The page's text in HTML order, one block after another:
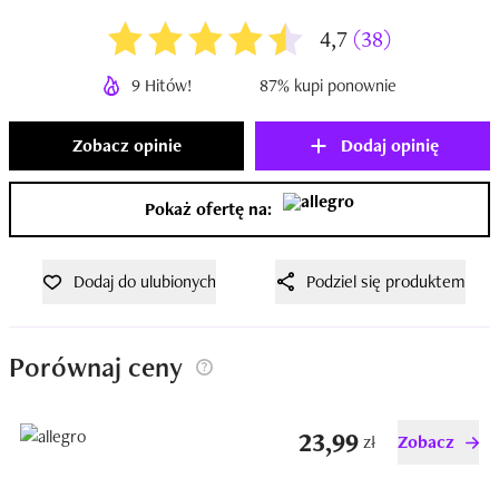
4,7 (38)
9 Hitów! 87% kupi ponownie
Zobacz opinie Dodaj opinię
Pokaż ofertę na:
Dodaj do ulubionych Podziel się produktem
Porównaj ceny
23,99zł Zobacz